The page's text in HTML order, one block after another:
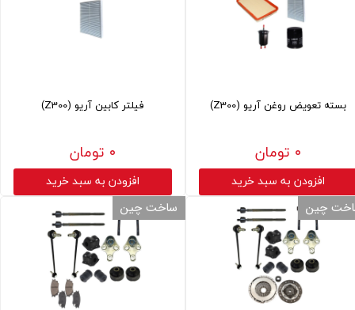
بسته تعویض روغن آریو (Z300)
۰ تومان
افزودن به سبد خرید
فیلتر کابین آریو (Z300)
۰ تومان
افزودن به سبد خرید
چین ساخت چین